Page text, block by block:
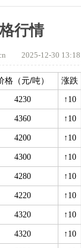
行情
2025-12-30
格（元/吨） 涨跌
4230 ↑10
4360 ↑10
4200 ↑10
4300 ↑10
4280 ↑10
4220 ↑10
4320 ↑10
4320 ↑10